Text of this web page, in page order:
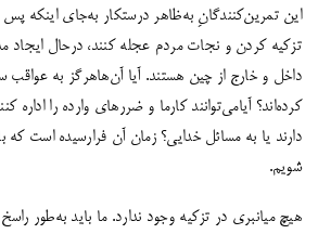
این تمرین‌کنندگانِ به‌ظاهر درستکار به‌جای اینکه پس
تزکیه کردن و نجات مردم عجله کنند، درحال ایجاد
داخل و خارج از چین هستند. آیا آن‌هاهرگز به
کرده‌اند؟ آیامی‌توانند کارما و ضررهای وارده را اداره
دارند یا به مسائل خدایی؟ زمان آن فرارسیده است که
شویم.
هیچ میانبری در تزکیه وجود ندارد. ما باید به‌طور